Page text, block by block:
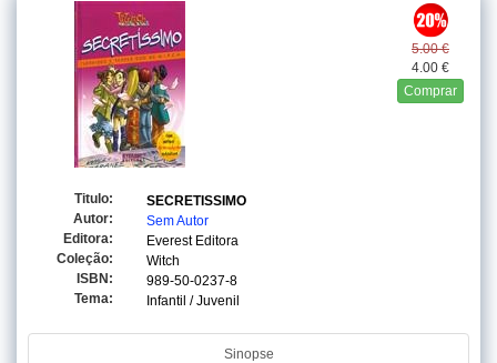
5.00 €
4.00 €
Comprar
Titulo:
SECRETISSIMO
Autor:
Sem Autor
Editora:
Everest Editora
Coleção:
Witch
ISBN:
989-50-0237-8
Tema:
Infantil / Juvenil
Sinopse